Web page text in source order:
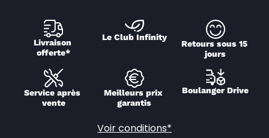
Livraison
offerte*
Le Club Infinity
Retours sous 15
jours
Service après
vente
Meilleurs prix
garantis
Boulanger Drive
Voir conditions*